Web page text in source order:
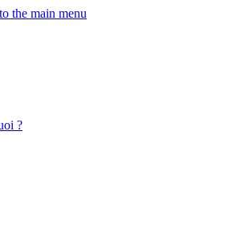
the main menu
?